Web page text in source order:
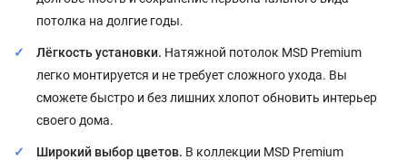
потолка на долгие годы.
Лёгкость установки. Натяжной потолок MSD Premium
легко монтируется и не требует сложного ухода. Вы
сможете быстро и без лишних хлопот обновить интерьер
своего дома.
Широкий выбор цветов. В коллекции MSD Premium